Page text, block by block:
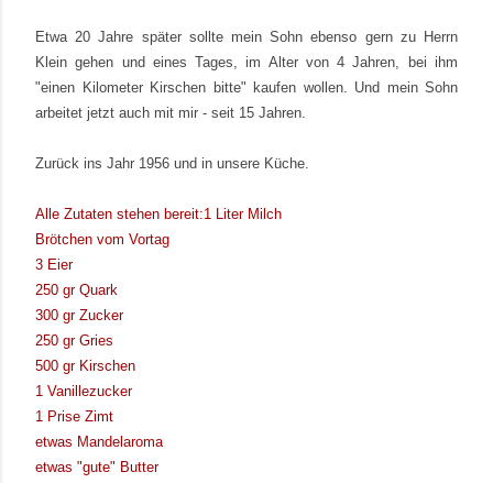
Etwa 20 Jahre später sollte mein Sohn ebenso gern zu Herrn
Klein gehen und eines Tages, im Alter von 4 Jahren, bei ihm
"einen Kilometer Kirschen bitte" kaufen wollen. Und mein Sohn
arbeitet jetzt auch mit mir - seit 15 Jahren.
Zurück ins Jahr 1956 und in unsere Küche.
Alle Zutaten stehen bereit:1 Liter Milch
Brötchen vom Vortag
3 Eier
250 gr Quark
300 gr Zucker
250 gr Gries
500 gr Kirschen
1 Vanillezucker
1 Prise Zimt
etwas Mandelaroma
etwas "gute" Butter